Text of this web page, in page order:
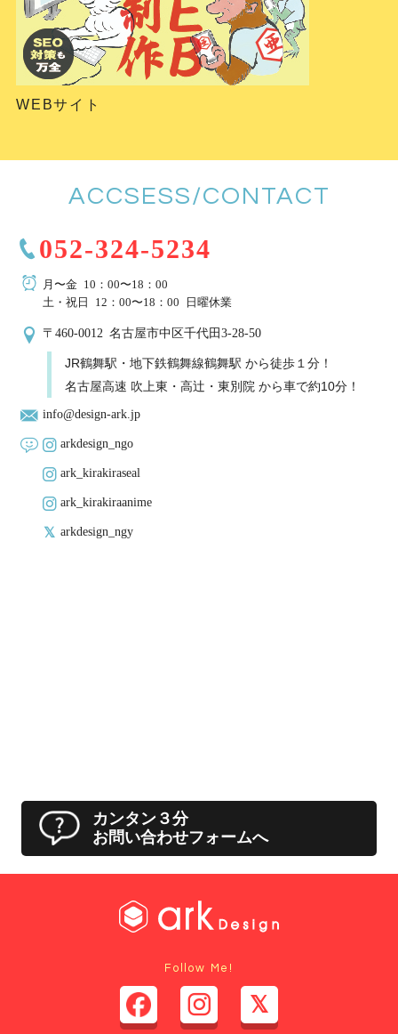
WEBサイト
ACCSESS/CONTACT
052-324-5234
月〜金 10：00〜18：00
土・祝日 12：00〜18：00 日曜休業
〒460-0012 名古屋市中区千代田3-28-50
JR鶴舞駅・地下鉄鶴舞線鶴舞駅 から徒歩１分！
名古屋高速 吹上東・高辻・東別院 から車で約10分！
info@design-ark.jp
arkdesign_ngo
ark_kirakiraseal
ark_kirakiraanime
arkdesign_ngy
カンタン３分
お問い合わせフォームへ
Follow Me!